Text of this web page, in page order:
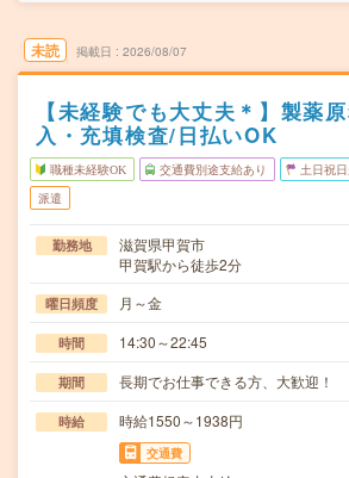
未読 掲載日 2026/08/07
【未経験でも大丈夫＊】製薬
入・充填検査/日払いOK
職種未経験OK 交通費別途支給あり 土日祝
派遣
勤務地
滋賀県甲賀市
甲賀駅から徒歩2分
曜日頻度 月～金
時間 14:30～22:45
期間 長期でお仕事できる方、大歓迎！
時給 時給1550～1938円
交通費